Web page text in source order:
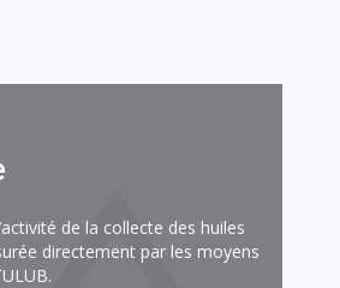
de la collecte des huiles
directement par les moyens